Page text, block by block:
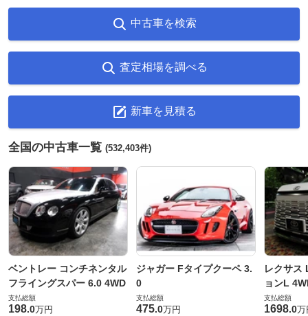
中古車を検索
査定相場を調べる
新車を見積る
全国の中古車一覧 (532,403件)
ベントレー コンチネンタル
フライングスパー 6.0 4WD
支払総額
198.0万円
ジャガー Fタイプクーペ 3.
0
支払総額
475.0万円
レクサス
ョンL
支払総額
1698.0万